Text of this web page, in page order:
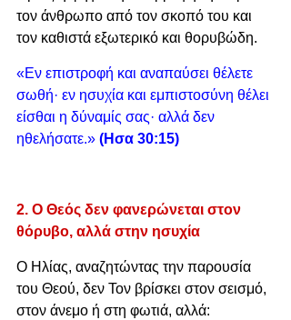
τον άνθρωπο από τον σκοπό του και
τον καθιστά εξωτερικό και θορυβώδη.
«Εν επιστροφή και αναπαύσει θέλετε
σωθή· εν ησυχία και εμπιστοσύνη θέλει
είσθαι η δύναμίς σας· αλλά δεν
ηθελήσατε.» (Ησα 30:15)
2. Ο Θεός δεν φανερώνεται στον
θόρυβο, αλλά στην ησυχία
Ο Ηλίας, αναζητώντας την παρουσία
του Θεού, δεν Τον βρίσκει στον σεισμό,
στον άνεμο ή στη φωτιά, αλλά: